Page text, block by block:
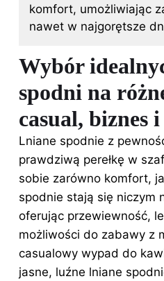
komfort, umożliwiając
nawet w najgorętsze
Wybór
spodni na
casual, biznes
Lniane spodnie z
prawdziwą perełkę w
sobie zarówno komfort,
spodnie stają się niczym
oferując przewiewność,
możliwości do zabawy z
casualowy wypad do
jasne, luźne lniane